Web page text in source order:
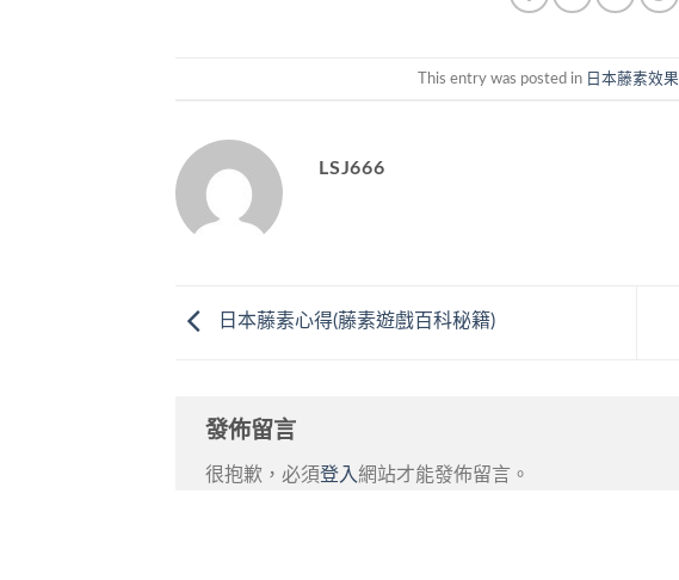
This entry was posted in 日本藤素效果
LSJ666
日本藤素心得(藤素遊戲百科秘籍)
發佈留言
很抱歉，必須登入網站才能發佈留言。